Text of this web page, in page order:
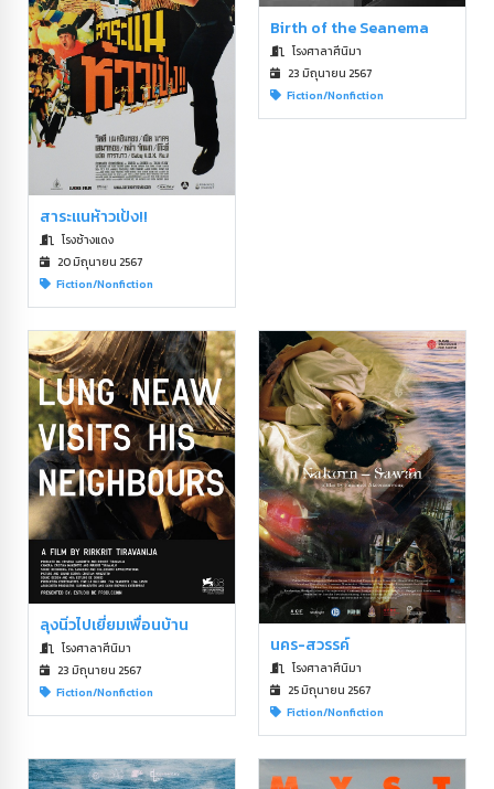
สาระแนห้าวเป้ง!!
โรงช้างแดง
20 มิถุนายน 2567
Fiction/Nonfiction
Birth of the Seanema
โรงศาลาศีนิมา
23 มิถุนายน 2567
Fiction/Nonfiction
ลุงนิ่วไปเยี่ยมเพื่อนบ้าน
โรงศาลาศีนิมา
23 มิถุนายน 2567
Fiction/Nonfiction
นคร-สวรรค์
โรงศาลาศีนิมา
25 มิถุนายน 2567
Fiction/Nonfiction